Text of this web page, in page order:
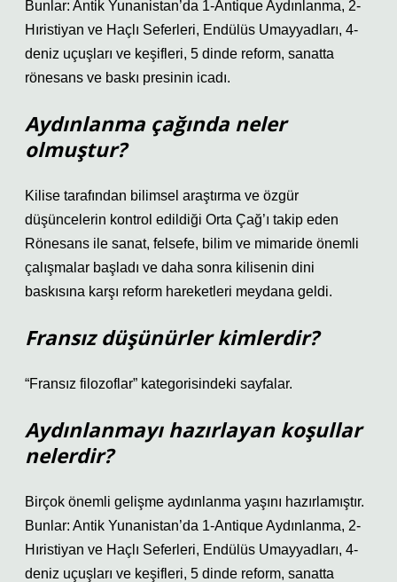
Bunlar: Antik Yunanistan’da 1-Antique Aydınlanma, 2-
Hıristiyan ve Haçlı Seferleri, Endülüs Umayyadları, 4-
deniz uçuşları ve keşifleri, 5 dinde reform, sanatta
rönesans ve baskı presinin icadı.
Aydınlanma çağında neler
olmuştur?
Kilise tarafından bilimsel araştırma ve özgür
düşüncelerin kontrol edildiği Orta Çağ’ı takip eden
Rönesans ile sanat, felsefe, bilim ve mimaride önemli
çalışmalar başladı ve daha sonra kilisenin dini
baskısına karşı reform hareketleri meydana geldi.
Fransız düşünürler kimlerdir?
“Fransız filozoflar” kategorisindeki sayfalar.
Aydınlanmayı hazırlayan koşullar
nelerdir?
Birçok önemli gelişme aydınlanma yaşını hazırlamıştır.
Bunlar: Antik Yunanistan’da 1-Antique Aydınlanma, 2-
Hıristiyan ve Haçlı Seferleri, Endülüs Umayyadları, 4-
deniz uçuşları ve keşifleri, 5 dinde reform, sanatta